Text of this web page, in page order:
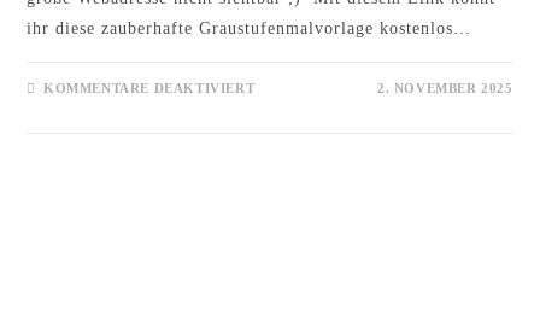
ihr diese zauberhafte Graustufenmalvorlage kostenlos…
KOMMENTARE DEAKTIVIERTFÜR
2. NOVEMBER 2025